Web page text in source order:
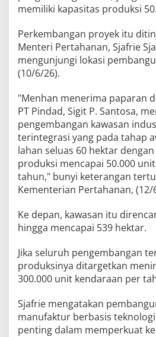
memiliki kapasitas produksi
Perkembangan proyek itu
Menteri Pertahanan, Sjafrie
mengunjungi lokasi
(10/6/26).
"Menhan menerima paparan
PT Pindad, Sigit P. Santosa,
pengembangan kawasan
terintegrasi yang pada tahap
lahan seluas 60 hektar
produksi mencapai 50.000
tahun," bunyi keterangan
Kementerian Pertahanan, (12/
Ke depan, kawasan itu
hingga mencapai 539 hektar.
Jika seluruh pengembangan
produksinya ditargetkan
300.000 unit kendaraan per
Sjafrie mengatakan
manufaktur berbasis
penting dalam memperkuat